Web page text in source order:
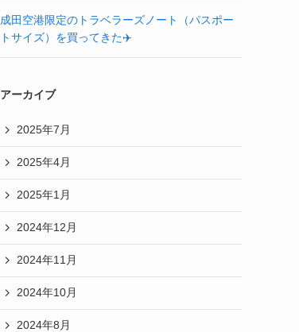
成田空港限定のトラベラーズノート（パスポー
トサイズ）を買ってきた✈️
アーカイブ
2025年7月
2025年4月
2025年1月
2024年12月
2024年11月
2024年10月
2024年8月